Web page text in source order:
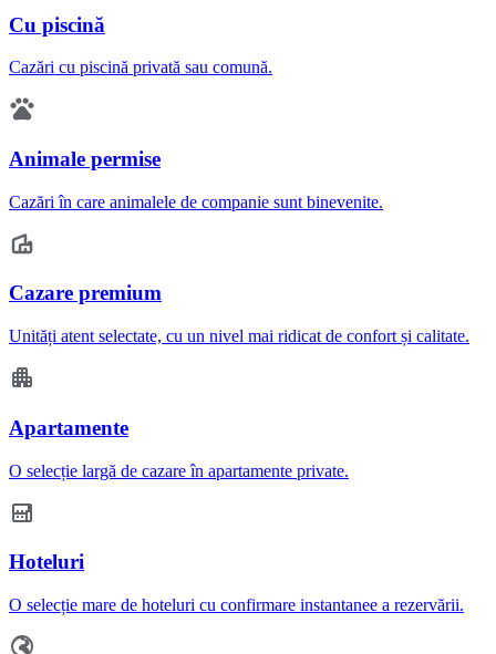
Cu piscină
Cazări cu piscină privată sau comună.
Animale permise
Cazări în care animalele de companie sunt binevenite.
Cazare premium
Unități atent selectate, cu un nivel mai ridicat de confort și calitate.
Apartamente
O selecție largă de cazare în apartamente private.
Hoteluri
O selecție mare de hoteluri cu confirmare instantanee a rezervării.